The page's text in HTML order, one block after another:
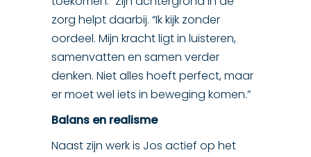
zorg helpt daarbij. “Ik kijk zonder
oordeel. Mijn kracht ligt in luisteren,
samenvatten en samen verder
denken. Niet alles hoeft perfect, maar
er moet wel iets in beweging komen.”
Balans en realisme
Naast zijn werk is Jos actief op het